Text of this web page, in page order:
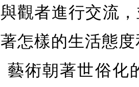
與觀者進行交流
著怎樣的生活態
藝術朝著世俗化